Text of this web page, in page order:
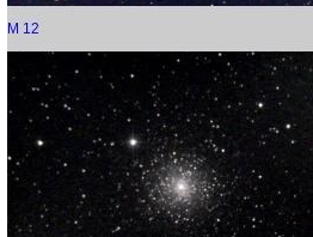
M 12